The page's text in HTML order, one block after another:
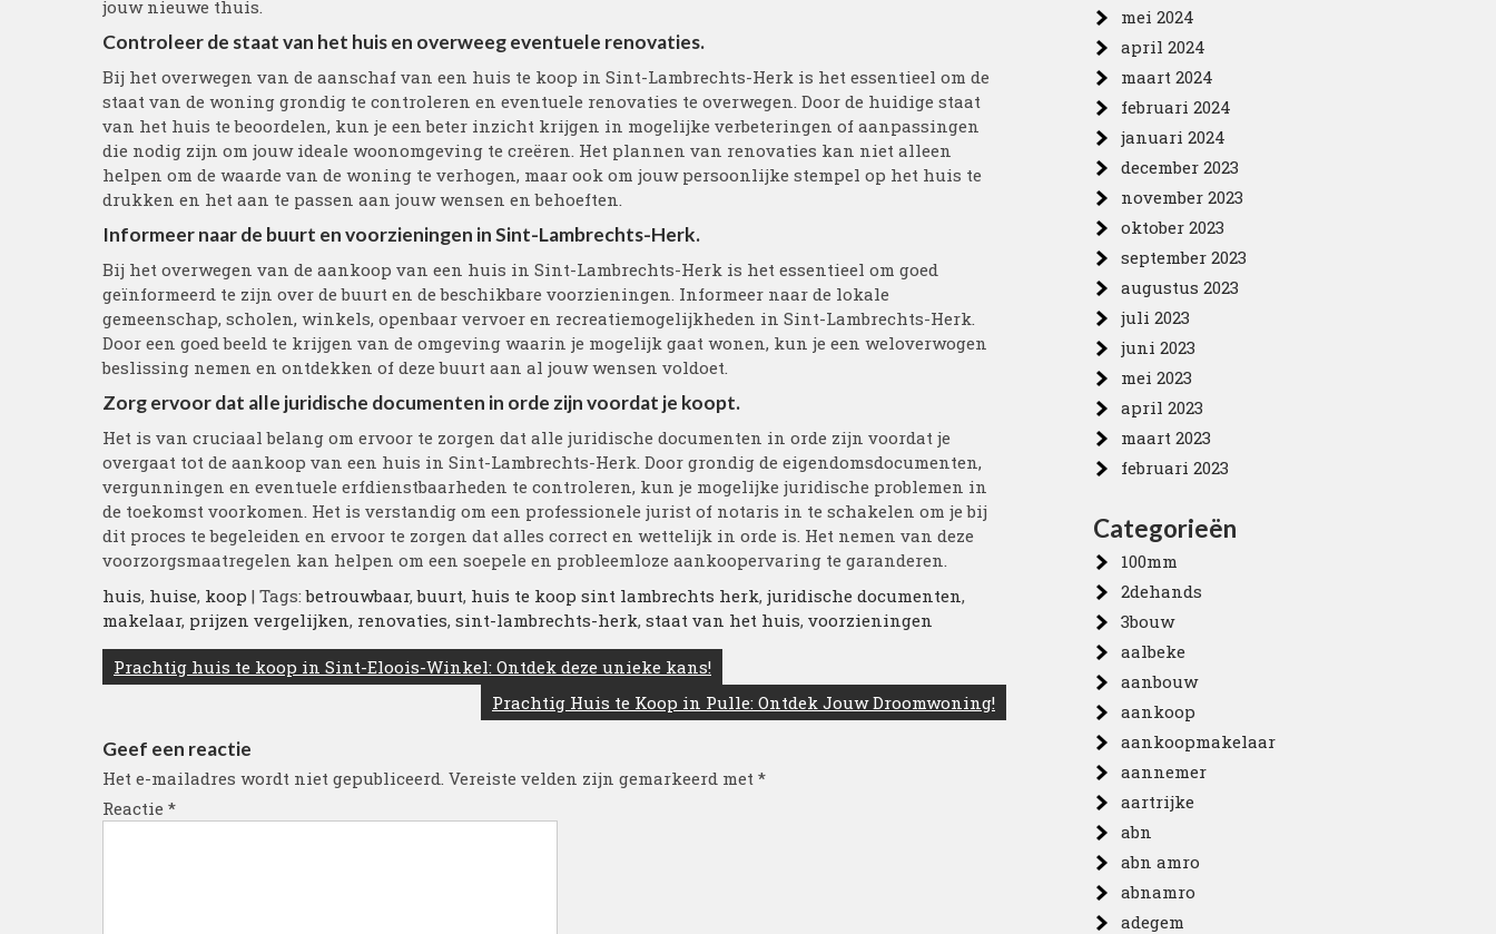
jouw nieuwe thuis.
Controleer de staat van het huis en overweeg eventuele renovaties.
Bij het overwegen van de aanschaf van een huis te koop in Sint-Lambrechts-Herk is het essentieel om de
staat van de woning grondig te controleren en eventuele renovaties te overwegen. Door de huidige staat
van het huis te beoordelen, kun je een beter inzicht krijgen in mogelijke verbeteringen of aanpassingen
die nodig zijn om jouw ideale woonomgeving te creëren. Het plannen van renovaties kan niet alleen
helpen om de waarde van de woning te verhogen, maar ook om jouw persoonlijke stempel op het huis te
drukken en het aan te passen aan jouw wensen en behoeften.
Informeer naar de buurt en voorzieningen in Sint-Lambrechts-Herk.
Bij het overwegen van de aankoop van een huis in Sint-Lambrechts-Herk is het essentieel om goed
geïnformeerd te zijn over de buurt en de beschikbare voorzieningen. Informeer naar de lokale
gemeenschap, scholen, winkels, openbaar vervoer en recreatiemogelijkheden in Sint-Lambrechts-Herk.
Door een goed beeld te krijgen van de omgeving waarin je mogelijk gaat wonen, kun je een weloverwogen
beslissing nemen en ontdekken of deze buurt aan al jouw wensen voldoet.
Zorg ervoor dat alle juridische documenten in orde zijn voordat je koopt.
Het is van cruciaal belang om ervoor te zorgen dat alle juridische documenten in orde zijn voordat je
overgaat tot de aankoop van een huis in Sint-Lambrechts-Herk. Door grondig de eigendomsdocumenten,
vergunningen en eventuele erfdienstbaarheden te controleren, kun je mogelijke juridische problemen in
de toekomst voorkomen. Het is verstandig om een professionele jurist of notaris in te schakelen om je bij
dit proces te begeleiden en ervoor te zorgen dat alles correct en wettelijk in orde is. Het nemen van deze
voorzorgsmaatregelen kan helpen om een soepele en probleemloze aankoopervaring te garanderen.
huis, huise, koop | Tags:betrouwbaar,buurt, huis te koop sint lambrechts herk, juridische documenten,
makelaar, prijzen vergelijken, renovaties, sint-lambrechts-herk, staat van het huis, voorzieningen
Berichtnavigatie
Prachtig huis te koop in Sint-Eloois-Winkel: Ontdek deze unieke kans!
Prachtig Huis te Koop in Pulle: Ontdek Jouw Droomwoning!
Geef een reactie
Het e-mailadres wordt niet gepubliceerd. Vereiste velden zijn gemarkeerd met *
Reactie *
mei 2024
april 2024
maart 2024
februari 2024
januari 2024
december 2023
november 2023
oktober 2023
september 2023
augustus 2023
juli 2023
juni 2023
mei 2023
april 2023
maart 2023
februari 2023
Categorieën
100mm
2dehands
3bouw
aalbeke
aanbouw
aankoop
aankoopmakelaar
aannemer
aartrijke
abn
abn amro
abnamro
adegem